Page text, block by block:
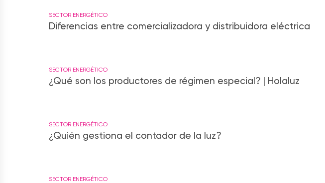
SECTOR ENERGÉTICO
Diferencias entre comercializadora y distribuidora eléctrica
SECTOR ENERGÉTICO
¿Qué son los productores de régimen especial? | Holaluz
SECTOR ENERGÉTICO
¿Quién gestiona el contador de la luz?
SECTOR ENERGÉTICO